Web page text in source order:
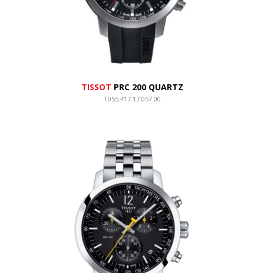
TISSOT PRC 200 QUARTZ
T055.417.17.057.00